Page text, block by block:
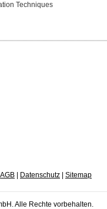
Techniques
AGB Datenschutz Sitemap
Alle Rechte vorbehalten.